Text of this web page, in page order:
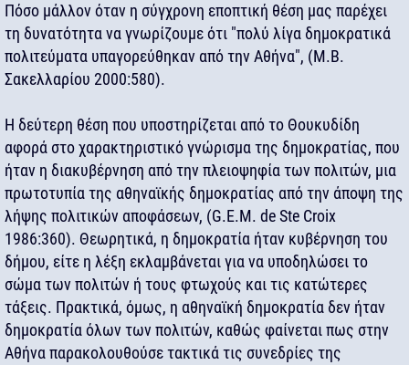
Πόσο μάλλον όταν η σύγχρονη εποπτική θέση μας παρέχει
τη δυνατότητα να γνωρίζουμε ότι "πολύ λίγα δημοκρατικά
πολιτεύματα υπαγορεύθηκαν από την Αθήνα", (Μ.Β.
Σακελλαρίου 2000:580).
Η δεύτερη θέση που υποστηρίζεται από το Θουκυδίδη
αφορά στο χαρακτηριστικό γνώρισμα της δημοκρατίας, που
ήταν η διακυβέρνηση από την πλειοψηφία των πολιτών, μια
πρωτοτυπία της αθηναϊκής δημοκρατίας από την άποψη της
λήψης πολιτικών αποφάσεων, (G.E.M. de Ste Croix
1986:360). Θεωρητικά, η δημοκρατία ήταν κυβέρνηση του
δήμου, είτε η λέξη εκλαμβάνεται για να υποδηλώσει το
σώμα των πολιτών ή τους φτωχούς και τις κατώτερες
τάξεις. Πρακτικά, όμως, η αθηναϊκή δημοκρατία δεν ήταν
δημοκρατία όλων των πολιτών, καθώς φαίνεται πως στην
Αθήνα παρακολουθούσε τακτικά τις συνεδρίες της